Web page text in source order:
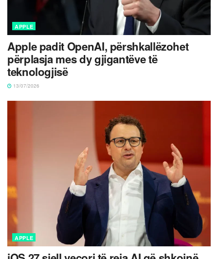
APPLE
Apple padit OpenAI, përshkallëzohet
përplasja mes dy gjigantëve të
teknologjisë
13/07/2026
APPLE